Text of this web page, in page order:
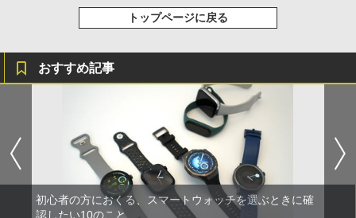
トップページに戻る
おすすめ記事
初心者の方におくる、スマートウォッチを選ぶときに確
認したい10のこと